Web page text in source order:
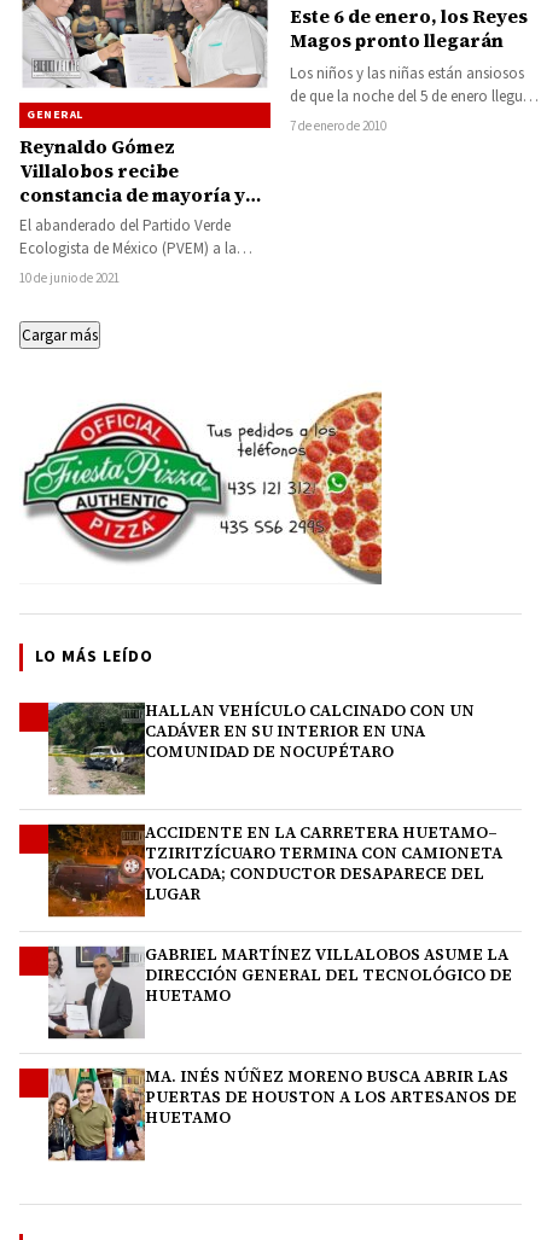
GENERAL
Reynaldo Gómez
Villalobos recibe
constancia de mayoría y
validez, convirtiéndole en
alcalde electo de
Carácuaro
El abanderado del Partido Verde
Ecologista de México (PVEM) a la
presidencia municipal de Carácuaro,
10 de junio de 2021
Este 6 de enero, los Reyes
Magos pronto llegarán
Los niños y las niñas están ansiosos
de que la noche del 5 de enero llegue
para que…
7 de enero de 2010
Cargar más
LO MÁS LEÍDO
HALLAN VEHÍCULO CALCINADO CON UN
CADÁVER EN SU INTERIOR EN UNA
COMUNIDAD DE NOCUPÉTARO
ACCIDENTE EN LA CARRETERA HUETAMO–
TZIRITZÍCUARO TERMINA CON CAMIONETA
VOLCADA; CONDUCTOR DESAPARECE DEL
LUGAR
GABRIEL MARTÍNEZ VILLALOBOS ASUME LA
DIRECCIÓN GENERAL DEL TECNOLÓGICO DE
HUETAMO
MA. INÉS NÚÑEZ MORENO BUSCA ABRIR LAS
PUERTAS DE HOUSTON A LOS ARTESANOS DE
HUETAMO